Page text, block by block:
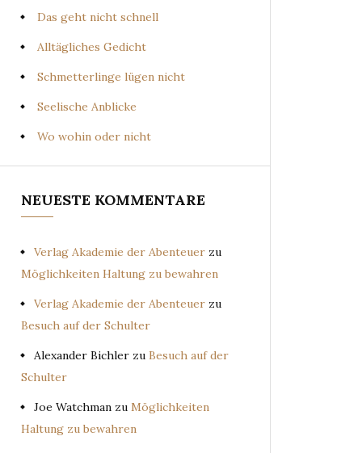
Das geht nicht schnell
Alltägliches Gedicht
Schmetterlinge lügen nicht
Seelische Anblicke
Wo wohin oder nicht
NEUESTE KOMMENTARE
Verlag Akademie der Abenteuer zu
Möglichkeiten Haltung zu bewahren
Verlag Akademie der Abenteuer zu
Besuch auf der Schulter
Alexander Bichler zu Besuch auf der
Schulter
Joe Watchman zu Möglichkeiten
Haltung zu bewahren